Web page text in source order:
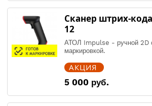
Сканер штрих-
12
АТОЛ Impulse - ручной 2D
маркировкой.
АКЦИЯ
5 000 руб.